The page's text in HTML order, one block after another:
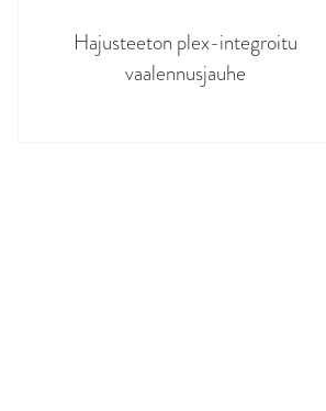
Hajusteeton plex-integroitu
vaalennusjauhe